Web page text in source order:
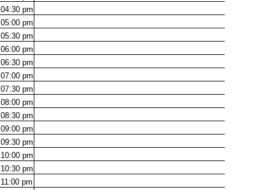
04:30 pm
05:00 pm
05:30 pm
06:00 pm
06:30 pm
07:00 pm
07:30 pm
08:00 pm
08:30 pm
09:00 pm
09:30 pm
10:00 pm
10:30 pm
11:00 pm